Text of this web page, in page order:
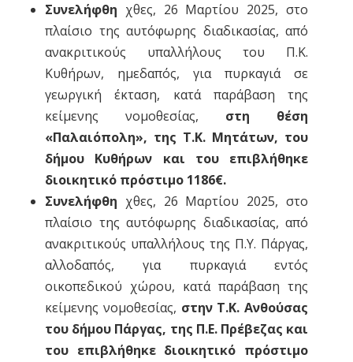
Συνελήφθη χθες, 26 Μαρτίου 2025, στο
πλαίσιο της αυτόφωρης διαδικασίας, από
ανακριτικούς υπαλλήλους του Π.Κ.
Κυθήρων, ημεδαπός, για πυρκαγιά σε
γεωργική έκταση, κατά παράβαση της
κείμενης νομοθεσίας, στη θέση
«Παλαιόπολη», της Τ.Κ. Μητάτων, του
δήμου Κυθήρων και του επιβλήθηκε
διοικητικό πρόστιμο 1186€.
Συνελήφθη χθες, 26 Μαρτίου 2025, στο
πλαίσιο της αυτόφωρης διαδικασίας, από
ανακριτικούς υπαλλήλους της Π.Υ. Πάργας,
αλλοδαπός, για πυρκαγιά εντός
οικοπεδικού χώρου, κατά παράβαση της
κείμενης νομοθεσίας, στην Τ.Κ. Ανθούσας
του δήμου Πάργας, της Π.Ε. Πρέβεζας και
του επιβλήθηκε διοικητικό πρόστιμο